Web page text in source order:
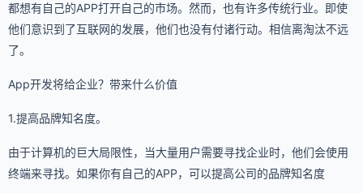
都想有自己的APP打开自己的市场。然而，也有许多传统行业。即使
他们意识到了互联网的发展，他们也没有付诸行动。相信离淘汰不远
了。
App开发将给企业？带来什么价值
1.提高品牌知名度。
由于计算机的巨大局限性，当大量用户需要寻找企业时，他们会使用
终端来寻找。如果你有自己的APP，可以提高公司的品牌知名度